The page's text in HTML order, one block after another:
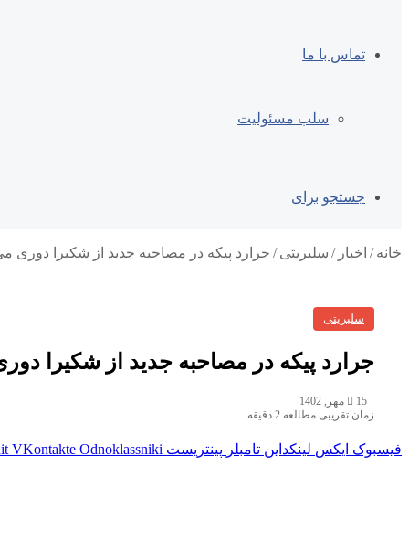
تماس با ما
سلب مسئولیت
جستجو برای
خانه / اخبار / سلبریتی / جرارد پیکه در مصاحبه جدید از شکیرا دوری
سلبریتی
جرارد پیکه در مصاحبه جدید از شکیرا
15 مهر, 1402
زمان تقریبی مطالعه 2 دقیقه
فیسبوک ایکس لینکداین تامبلر پینتریست VKontakte Odnoklassniki